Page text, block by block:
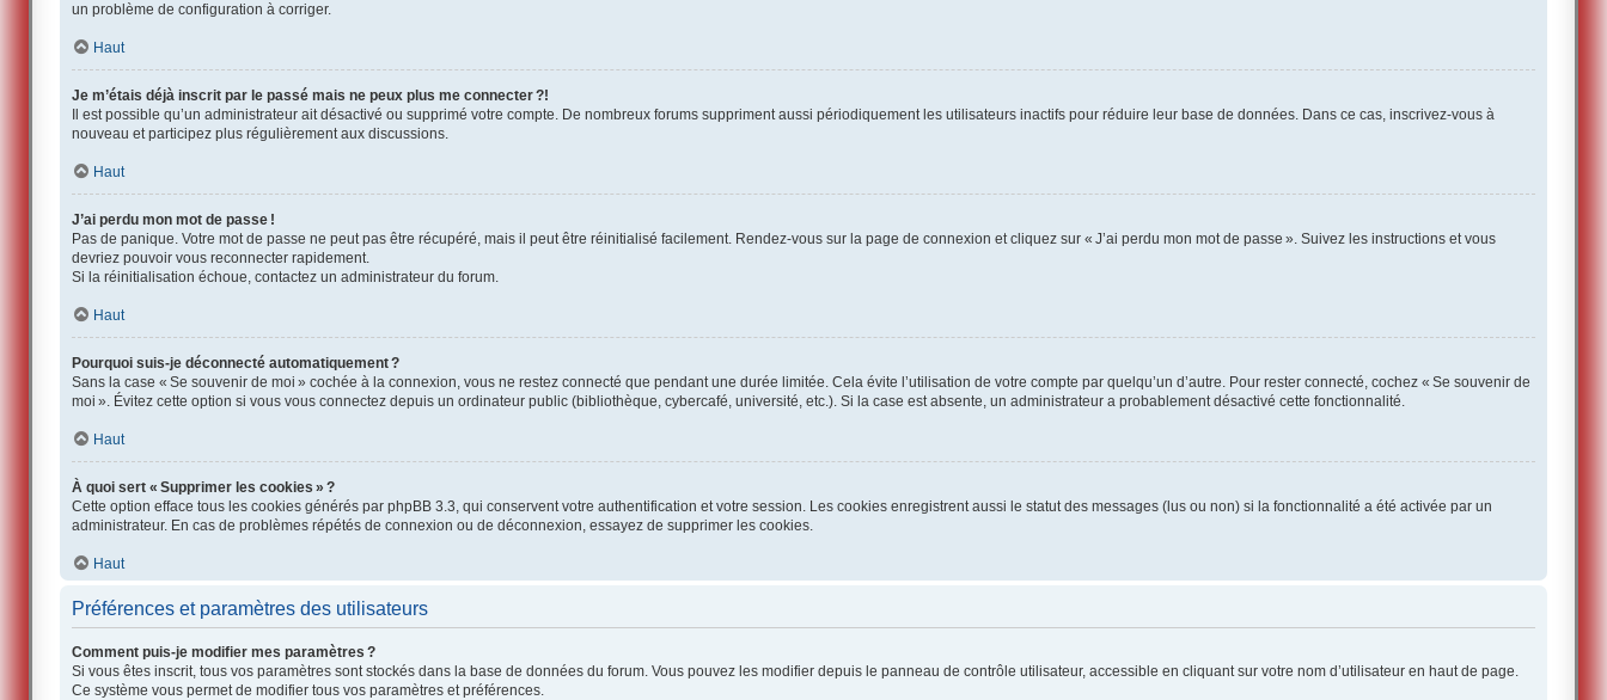
un problème de configuration à corriger.
Haut
Je m’étais déjà inscrit par le passé mais ne peux plus me connecter ?!
Il est possible qu’un administrateur ait désactivé ou supprimé votre compte. De nombreux forums suppriment aussi périodiquement les utilisateurs inactifs pour réduire leur base de données. Dans ce cas, inscrivez-vous à
nouveau et participez plus régulièrement aux discussions.
Haut
J’ai perdu mon mot de passe !
Pas de panique. Votre mot de passe ne peut pas être récupéré, mais il peut être réinitialisé facilement. Rendez-vous sur la page de connexion et cliquez sur « J’ai perdu mon mot de passe ». Suivez les instructions et vous
devriez pouvoir vous reconnecter rapidement.
Si la réinitialisation échoue, contactez un administrateur du forum.
Haut
Pourquoi suis-je déconnecté automatiquement ?
Sans la case « Se souvenir de moi » cochée à la connexion, vous ne restez connecté que pendant une durée limitée. Cela évite l’utilisation de votre compte par quelqu’un d’autre. Pour rester connecté, cochez « Se souvenir de
moi ». Évitez cette option si vous vous connectez depuis un ordinateur public (bibliothèque, cybercafé, université, etc.). Si la case est absente, un administrateur a probablement désactivé cette fonctionnalité.
Haut
À quoi sert « Supprimer les cookies » ?
Cette option efface tous les cookies générés par phpBB 3.3, qui conservent votre authentification et votre session. Les cookies enregistrent aussi le statut des messages (lus ou non) si la fonctionnalité a été activée par un
administrateur. En cas de problèmes répétés de connexion ou de déconnexion, essayez de supprimer les cookies.
Haut
Préférences et paramètres des utilisateurs
Comment puis-je modifier mes paramètres ?
Si vous êtes inscrit, tous vos paramètres sont stockés dans la base de données du forum. Vous pouvez les modifier depuis le panneau de contrôle utilisateur, accessible en cliquant sur votre nom d’utilisateur en haut de page.
Ce système vous permet de modifier tous vos paramètres et préférences.